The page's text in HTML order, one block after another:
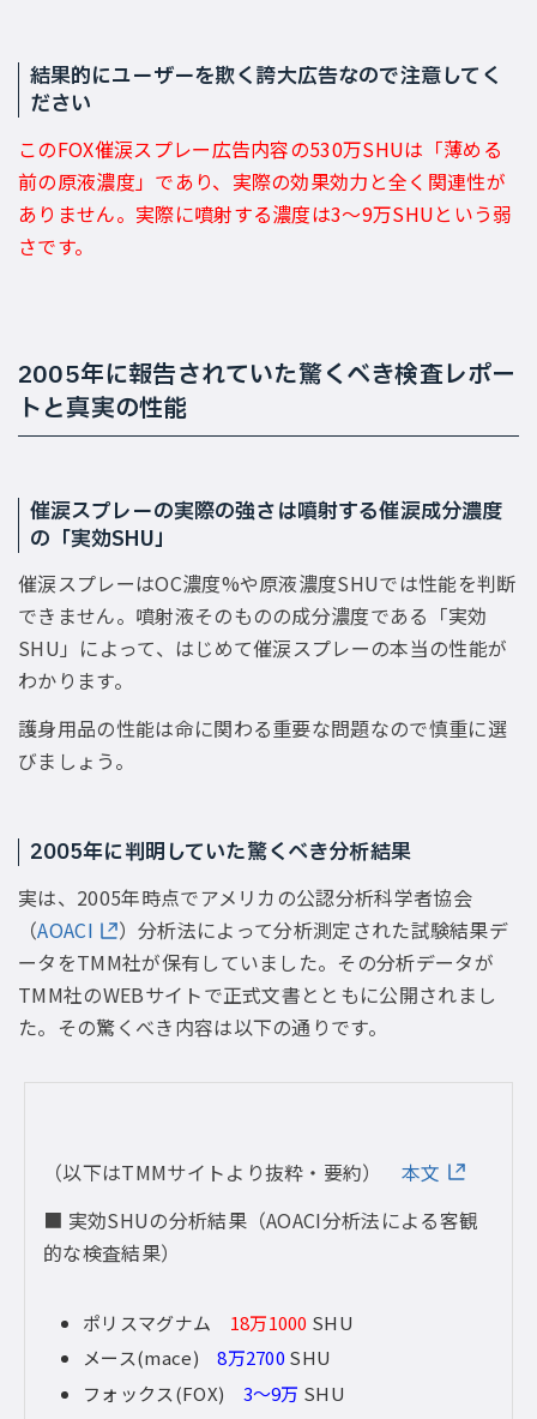
結果的にユーザーを欺く誇大広告なので注意してく
ださい
このFOX催涙スプレー広告内容の530万SHUは「薄める
前の原液濃度」であり、実際の効果効力と全く関連性が
ありません。実際に噴射する濃度は3〜9万SHUという弱
さです。
2005年に報告されていた驚くべき検査レポー
トと真実の性能
催涙スプレーの実際の強さは噴射する催涙成分濃度
の「実効SHU」
催涙スプレーはOC濃度%や原液濃度SHUでは性能を判断
できません。噴射液そのものの成分濃度である「実効
SHU」によって、はじめて催涙スプレーの本当の性能が
わかります。
護身用品の性能は命に関わる重要な問題なので慎重に選
びましょう。
2005年に判明していた驚くべき分析結果
実は、2005年時点でアメリカの公認分析科学者協会
（AOACI
）分析法によって分析測定された試験結果デ
ータをTMM社が保有していました。その分析データが
TMM社のWEBサイトで正式文書とともに公開されまし
た。その驚くべき内容は以下の通りです。
（以下はTMMサイトより抜粋・要約）本文
■ 実効SHUの分析結果（AOACI分析法による客観
的な検査結果）
ポリスマグナム 18万1000 SHU
メース(mace)8万2700 SHU
フォックス(FOX) 3〜9万 SHU